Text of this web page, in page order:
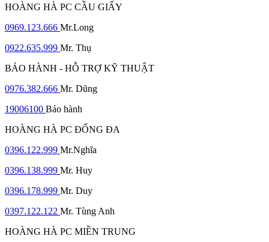
HOÀNG HÀ PC CẦU GIẤY
0969.123.666 Mr.Long
0922.635.999 Mr. Thụ
BẢO HÀNH - HỖ TRỢ KỸ THUẬT
0976.382.666 Mr. Dũng
19006100 Bảo hành
HOÀNG HÀ PC ĐỐNG ĐA
0396.122.999 Mr.Nghĩa
0396.138.999 Mr. Huy
0396.178.999 Mr. Duy
0397.122.122 Mr. Tùng Anh
HOÀNG HÀ PC MIỀN TRUNG